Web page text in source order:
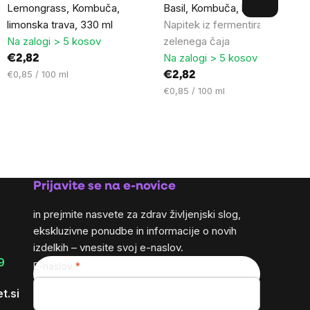
Lemongrass, Kombuča,
limonska trava, 330 ml
Na zalogi > 5 kosov
€2,82
Cena
€0,85 / 100 ml
Basil, Kombuča, bazilika, 330
Napitek iz fermentiranega
zelenega čaja
Na zalogi > 5 kosov
€2,82
Cena
€0,85 / 100 ml
Prijavite se na e-novice
in prejmite nasvete za zdrav življenjski slog,
ekskluzivne ponudbe in informacije o novih
izdelkih – vnesite svoj e-naslov.
E-naslov